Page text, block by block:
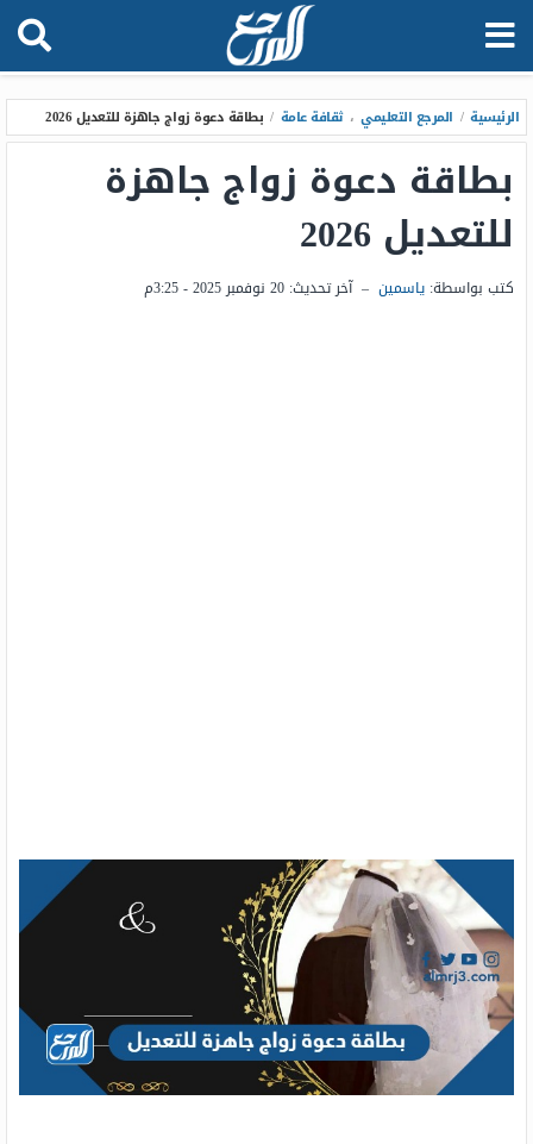
الرئيسية / المرجع التعليمي ، ثقافة عامة / بطاقة دعوة زواج جاهزة للتعديل 2026
بطاقة دعوة زواج جاهزة
للتعديل 2026
كتب بواسطة: ياسمين – آخر تحديث: 20 نوفمبر 2025 - 3:25م